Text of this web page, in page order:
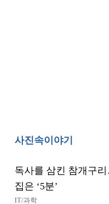
사진속이야기
독사를 삼킨 참개구
집은 ‘5분’
IT/과학